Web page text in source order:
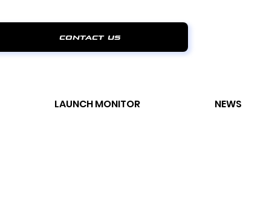
LAUNCH MONITOR NEWS
contact us